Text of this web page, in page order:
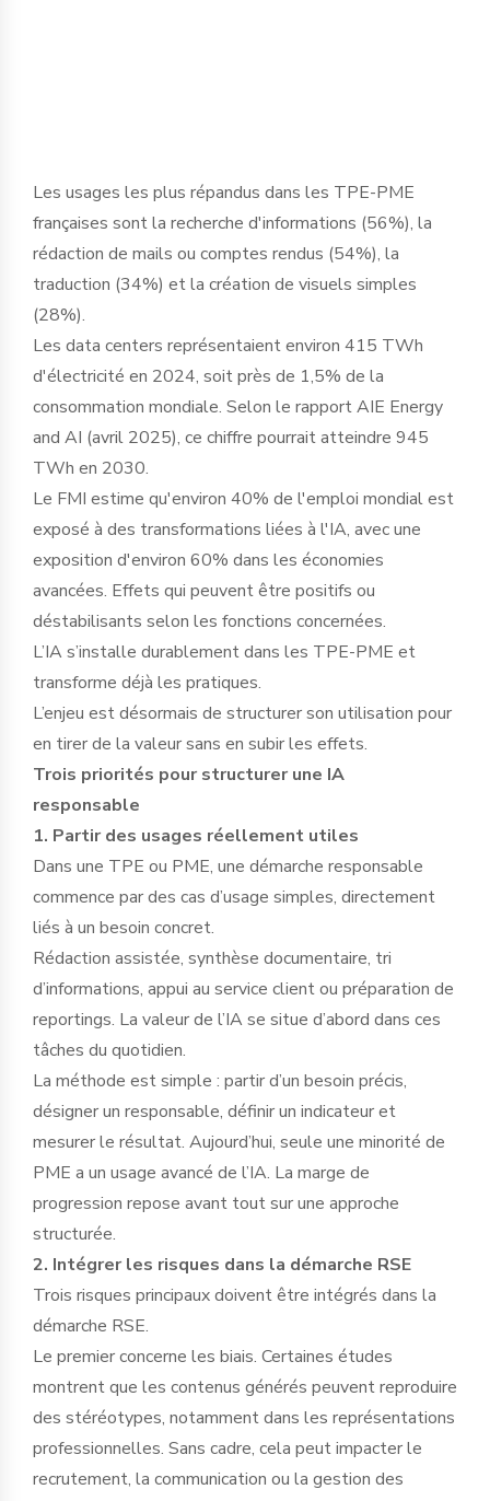
Les usages les plus répandus dans les TPE-PME
françaises sont la recherche d'informations (56%), la
rédaction de mails ou comptes rendus (54%), la
traduction (34%) et la création de visuels simples
(28%).
Les data centers représentaient environ 415 TWh
d'électricité en 2024, soit près de 1,5% de la
consommation mondiale. Selon le rapport AIE Energy
and AI (avril 2025), ce chiffre pourrait atteindre 945
TWh en 2030.
Le FMI estime qu'environ 40% de l'emploi mondial est
exposé à des transformations liées à l'IA, avec une
exposition d'environ 60% dans les économies
avancées. Effets qui peuvent être positifs ou
déstabilisants selon les fonctions concernées.
L’IA s’installe durablement dans les TPE-PME et
transforme déjà les pratiques.
L’enjeu est désormais de structurer son utilisation pour
en tirer de la valeur sans en subir les effets.
Trois priorités pour structurer une IA
responsable
1. Partir des usages réellement utiles
Dans une TPE ou PME, une démarche responsable
commence par des cas d’usage simples, directement
liés à un besoin concret.
Rédaction assistée, synthèse documentaire, tri
d’informations, appui au service client ou préparation de
reportings. La valeur de l’IA se situe d’abord dans ces
tâches du quotidien.
La méthode est simple : partir d’un besoin précis,
désigner un responsable, définir un indicateur et
mesurer le résultat. Aujourd’hui, seule une minorité de
PME a un usage avancé de l’IA. La marge de
progression repose avant tout sur une approche
structurée.
2. Intégrer les risques dans la démarche RSE
Trois risques principaux doivent être intégrés dans la
démarche RSE.
Le premier concerne les biais. Certaines études
montrent que les contenus générés peuvent reproduire
des stéréotypes, notamment dans les représentations
professionnelles. Sans cadre, cela peut impacter le
recrutement, la communication ou la gestion des